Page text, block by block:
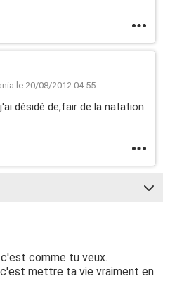
le 20/08/2012 04:55
désidé de,fair de la natation
comme tu veux.
mettre ta vie vraiment en